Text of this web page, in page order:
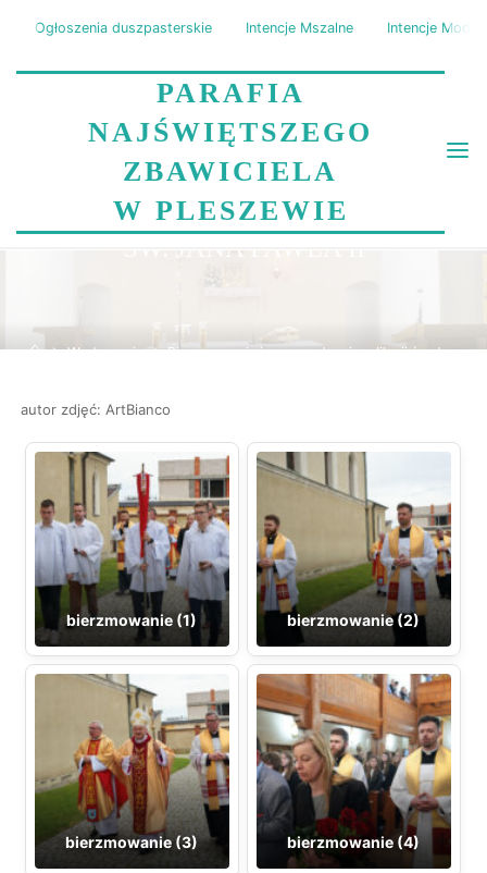
content
PARAFIA
NAJŚWIĘTSZEGO
ZBAWICIELA
W PLESZEWIE
Ogłoszenia duszpasterskie Intencje Mszalne Intencje
BIERZMOWANIE I
WPROWADZENIE RELIKWII
ŚW. JANA PAWŁA II
HomeWydarzenia
Bierzmowanie i wprowadzenie relikwii św. Jana
autor zdjęć: ArtBianco
bierzmowanie (1) bierzmowanie (2)
bierzmowanie (3) bierzmowanie (4)